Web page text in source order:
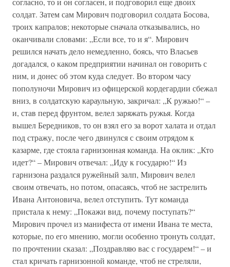
солдат. Затем сам Мирович подговорил солдата Босова,
троих капралов; некоторые сначала отказывались, но
оканчивали словами: „Если все, то и я“. Мирович
решился начать дело немедленно, боясь, что Власьев
догадался, о каком предприятии начинал он говорить с
ним, и донес об этом куда следует. Во втором часу
пополуночи Мирович из офицерской кордегардии сбежал
вниз, в солдатскую караульную, закричал: „К ружью!“ –
и, став перед фрунтом, велел заряжать ружья. Когда
вышел Бередников, то он взял его за ворот халата и отдал
под стражу, после чего двинулся с своим отрядом к
казарме, где стояла гарнизонная команда. На оклик: „Кто
идет?“ – Мирович отвечал: „Иду к государю!“ Из
гарнизона раздался ружейный залп, Мирович велел
своим отвечать, но потом, опасаясь, чтоб не застрелить
Ивана Антоновича, велел отступить. Тут команда
пристала к нему: „Покажи вид, почему поступать?“
Мирович прочел из манифеста от имени Ивана те места,
которые, по его мнению, могли особенно тронуть солдат,
по прочтении сказал: „Поздравляю вас с государем!“ – и
стал кричать гарнизонной команде, чтоб не стреляли,